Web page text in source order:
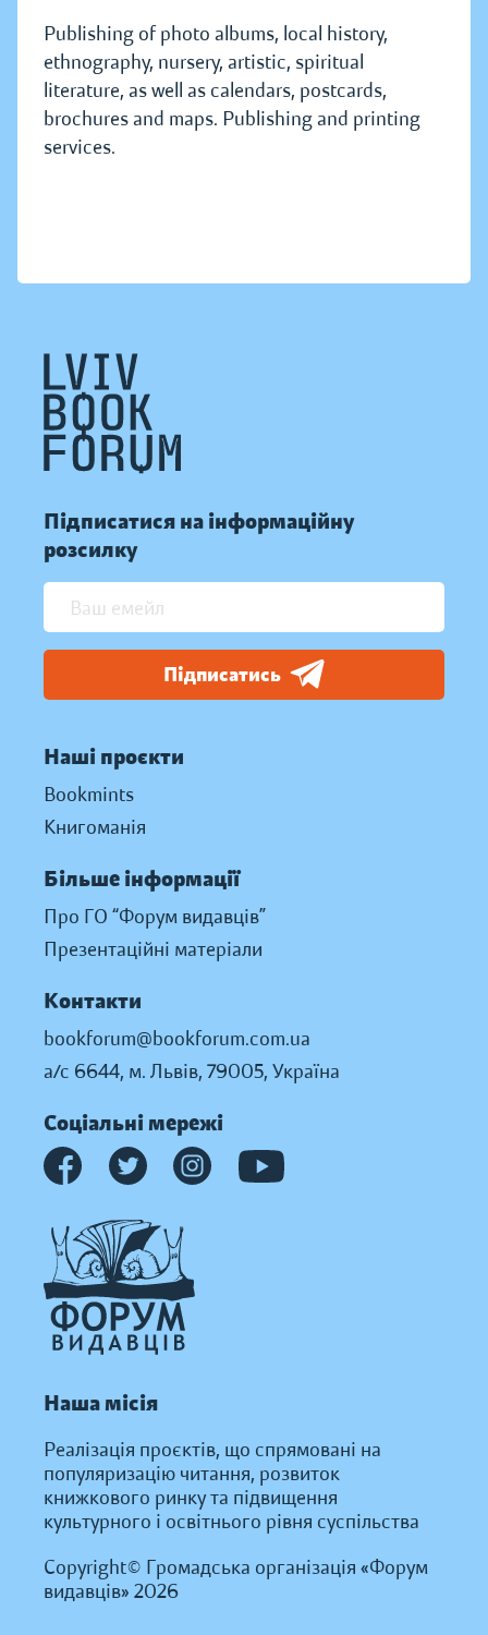
Publishing of photo albums, local history,
ethnography, nursery, artistic, spiritual
literature, as well as calendars, postcards,
brochures and maps. Publishing and printing
services.
Підписатися на інформаційну
розсилку
Підписатись
Наші проєкти
Bookmints
Книгоманія
Більше інформації
Про ГО “Форум видавців”
Презентаційні матеріали
Контакти
bookforum@bookforum.com.ua
а/с 6644, м. Львів, 79005, Україна
Соціальні мережі
Наша місія
Реалізація проєктів, що спрямовані на
популяризацію читання, розвиток
книжкового ринку та підвищення
культурного і освітнього рівня суспільства
Copyright© Громадська організація «Форум
видавців» 2026